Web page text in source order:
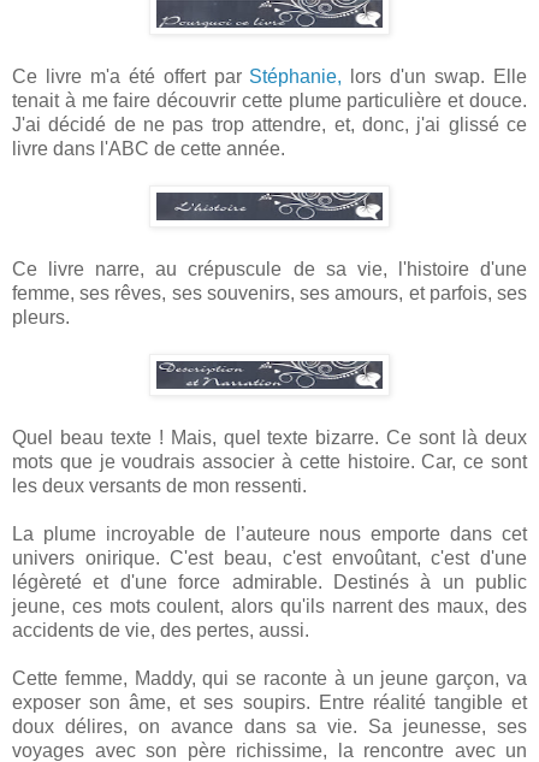
Ce livre m'a été offert par Stéphanie, lors d'un swap. Elle
tenait à me faire découvrir cette plume particulière et douce.
J'ai décidé de ne pas trop attendre, et, donc, j'ai glissé ce
livre dans l'ABC de cette année.
Ce livre narre, au crépuscule de sa vie, l'histoire d'une
femme, ses rêves, ses souvenirs, ses amours, et parfois, ses
pleurs.
Quel beau texte ! Mais, quel texte bizarre. Ce sont là deux
mots que je voudrais associer à cette histoire. Car, ce sont
les deux versants de mon ressenti.
La plume incroyable de l’auteure nous emporte dans cet
univers onirique. C'est beau, c'est envoûtant, c'est d'une
légèreté et d'une force admirable. Destinés à un public
jeune, ces mots coulent, alors qu'ils narrent des maux, des
accidents de vie, des pertes, aussi.
Cette femme, Maddy, qui se raconte à un jeune garçon, va
exposer son âme, et ses soupirs. Entre réalité tangible et
doux délires, on avance dans sa vie. Sa jeunesse, ses
voyages avec son père richissime, la rencontre avec un